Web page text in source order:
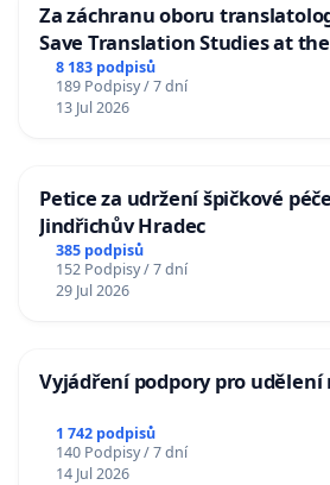
Za záchranu oboru
Save Translation Studies at
Charles University
8 183 podpisů
189 Podpisy / 7 dní
13 Jul 2026
Petice za udržení špičkové
Jindřichův Hradec
385 podpisů
152 Podpisy / 7 dní
29 Jul 2026
Vyjádření podpory pro udělení
1 742 podpisů
140 Podpisy / 7 dní
14 Jul 2026